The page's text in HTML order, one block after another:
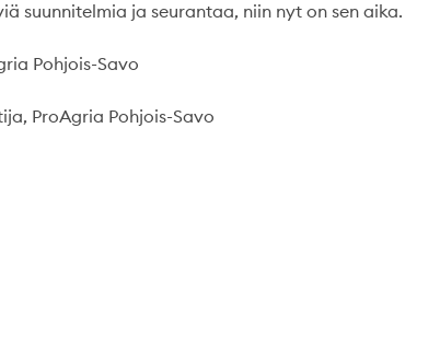
suunnitelmia ja seurantaa, niin nyt on sen aika.
Pohjois-Savo
ProAgria Pohjois-Savo